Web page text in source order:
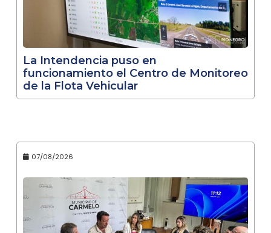
La Intendencia puso en
funcionamiento el Centro de Monitoreo
de la Flota Vehicular
07/08/2026